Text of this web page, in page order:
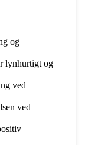
og
lynhurtigt og
ved
ved